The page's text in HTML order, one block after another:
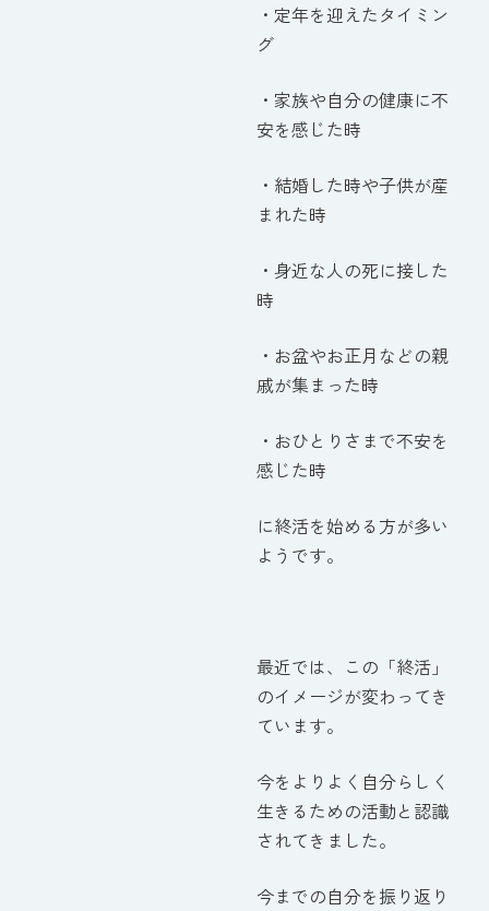
・定年を迎えたタイミン
グ
・家族や自分の健康に不
安を感じた時
・結婚した時や子供が産
まれた時
・身近な人の死に接した
時
・お盆やお正月などの親
戚が集まった時
・おひとりさまで不安を
感じた時
に終活を始める方が多い
ようです。
最近では、この「終活」
のイメージが変わってき
ています。
今をよりよく自分らしく
生きるための活動と認識
されてきました。
今までの自分を振り返り